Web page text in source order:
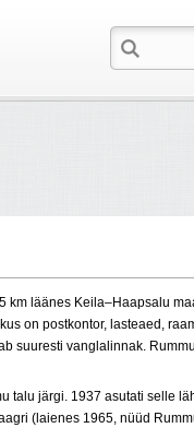
km läänes Keila–Haapsalu
on postkontor, lasteaed,
suuresti vanglalinnak.
talu järgi. 1937 asutati selle
(laienes 1965, nüüd